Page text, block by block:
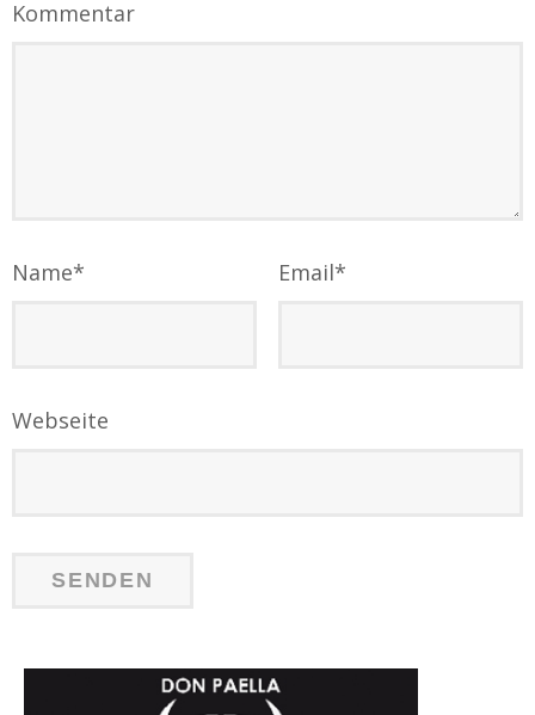
Kommentar
Name* Email*
Webseite